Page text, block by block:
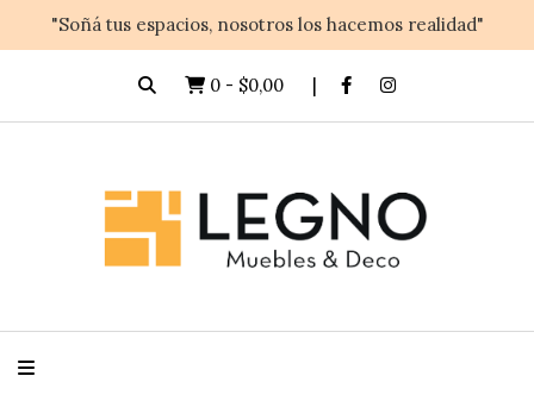
"Soñá tus espacios, nosotros los hacemos realidad"
0 - $0,00